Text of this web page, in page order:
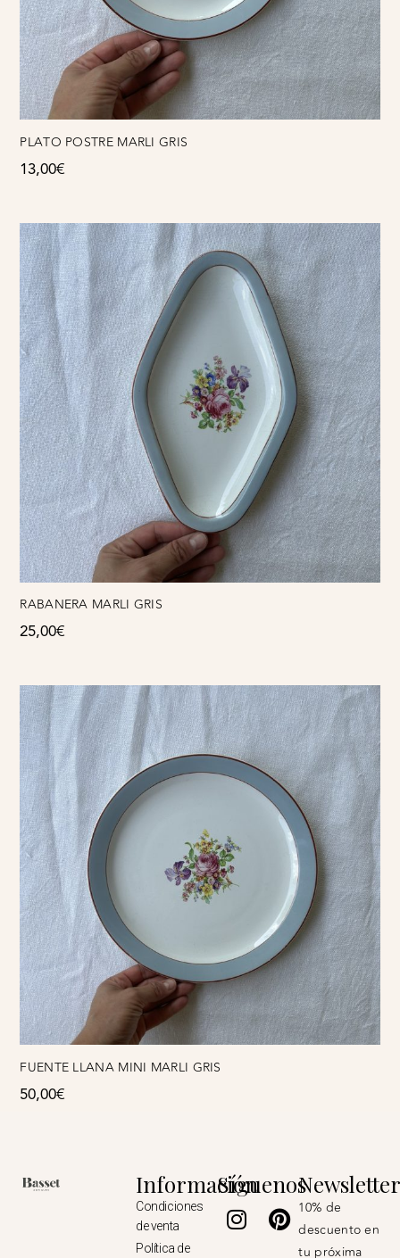
PLATO POSTRE MARLI GRIS
13,00€
RABANERA MARLI GRIS
25,00€
FUENTE LLANA MINI MARLI GRIS
50,00€
Información
Condiciones
de venta
Política de
Síguenos
Instagram
Pinterest
10% de
descuento en
tu próxima